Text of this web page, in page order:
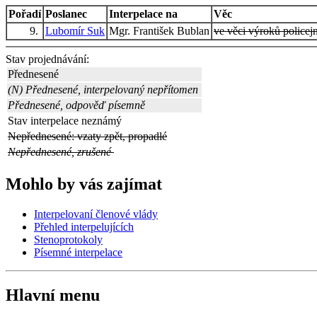
Pořadí Poslanec Interpelace na
Věc
9.
Lubomír Suk Mgr. František Bublan ve věci výroků
Stav projednávání:
Přednesené
(N) Přednesené, interpelovaný nepřítomen
Přednesené, odpověď písemně
Stav interpelace neznámý
Nepřednesené: vzaty zpět, propadlé
Nepřednesené, zrušené
Mohlo by vás zajímat
Interpelovaní členové vlády
Přehled interpelujících
Stenoprotokoly
Písemné interpelace
Hlavní menu